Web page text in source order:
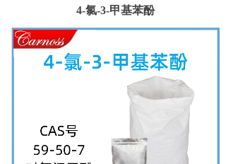
4-氯-3-甲基苯酚